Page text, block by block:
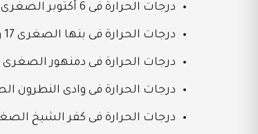
درجات الحرارة فى 6 أكتوبر الصغرى 16 والعظمى 25
درجات الحرارة فى بنها الصغرى 17 والعظمى 25
درجات الحرارة فى دمنهور الصغرى 17 والعظمى 23
درجات الحرارة فى وادى النطرون الصغرى 16
درجات الحرارة فى كفر الشيخ الصغرى 18